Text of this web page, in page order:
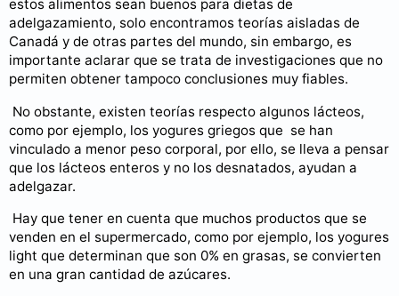
estos alimentos sean buenos para dietas de
adelgazamiento, solo encontramos teorías aisladas de
Canadá y de otras partes del mundo, sin embargo, es
importante aclarar que se trata de investigaciones que no
permiten obtener tampoco conclusiones muy fiables.
No obstante, existen teorías respecto algunos lácteos,
como por ejemplo, los yogures griegos que se han
vinculado a menor peso corporal, por ello, se lleva a pensar
que los lácteos enteros y no los desnatados, ayudan a
adelgazar.
Hay que tener en cuenta que muchos productos que se
venden en el supermercado, como por ejemplo, los yogures
light que determinan que son 0% en grasas, se convierten
en una gran cantidad de azúcares.